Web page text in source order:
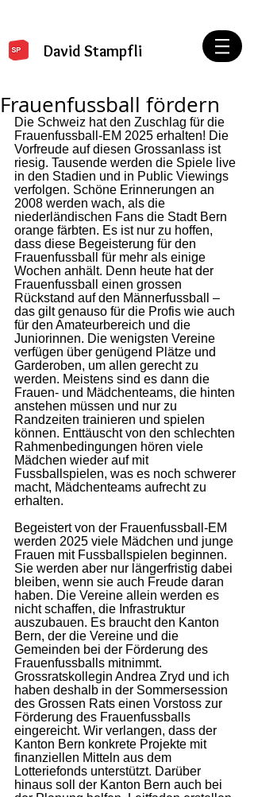
David Stampfli
Frauenfussball fördern
Die Schweiz hat den Zuschlag für die
Frauenfussball-EM 2025 erhalten! Die
Vorfreude auf diesen Grossanlass ist
riesig. Tausende werden die Spiele live
in den Stadien und in Public Viewings
verfolgen. Schöne Erinnerungen an
2008 werden wach, als die
niederländischen Fans die Stadt Bern
orange färbten. Es ist nur zu hoffen,
dass diese Begeisterung für den
Frauenfussball für mehr als einige
Wochen anhält. Denn heute hat der
Frauenfussball einen grossen
Rückstand auf den Männerfussball –
das gilt genauso für die Profis wie auch
für den Amateurbereich und die
Juniorinnen. Die wenigsten Vereine
verfügen über genügend Plätze und
Garderoben, um allen gerecht zu
werden. Meistens sind es dann die
Frauen- und Mädchenteams, die hinten
anstehen müssen und nur zu
Randzeiten trainieren und spielen
können. Enttäuscht von den schlechten
Rahmenbedingungen hören viele
Mädchen wieder auf mit
Fussballspielen, was es noch schwerer
macht, Mädchenteams aufrecht zu
erhalten.
Begeistert von der Frauenfussball-EM
werden 2025 viele Mädchen und junge
Frauen mit Fussballspielen beginnen.
Sie werden aber nur längerfristig dabei
bleiben, wenn sie auch Freude daran
haben. Die Vereine allein werden es
nicht schaffen, die Infrastruktur
auszubauen. Es braucht den Kanton
Bern, der die Vereine und die
Gemeinden bei der Förderung des
Frauenfussballs mitnimmt.
Grossratskollegin Andrea Zryd und ich
haben deshalb in der Sommersession
des Grossen Rats einen Vorstoss zur
Förderung des Frauenfussballs
eingereicht. Wir verlangen, dass der
Kanton Bern konkrete Projekte mit
finanziellen Mitteln aus dem
Lotteriefonds unterstützt. Darüber
hinaus soll der Kanton Bern auch bei